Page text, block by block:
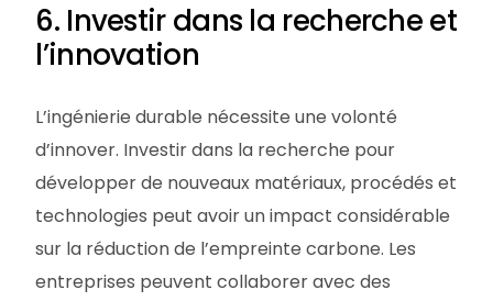
6. Investir dans la recherche et
l’innovation
L’ingénierie durable nécessite une volonté
d’innover. Investir dans la recherche pour
développer de nouveaux matériaux, procédés et
technologies peut avoir un impact considérable
sur la réduction de l’empreinte carbone. Les
entreprises peuvent collaborer avec des